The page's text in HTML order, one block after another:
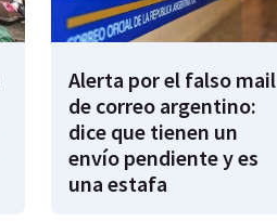
Alerta por el falso mail
de correo argentino:
dice que tienen un
envío pendiente y es
una estafa